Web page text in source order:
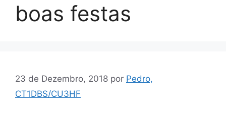
boas festas
23 de Dezembro, 2018 por Pedro,
CT1DBS/CU3HF